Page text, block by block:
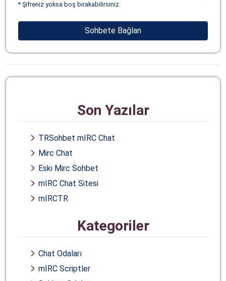
* Şifreniz yoksa boş bırakabilirsiniz.
Sohbete Bağlan
Son Yazılar
TRSohbet mIRC Chat
Mirc Chat
Eski Mirc Sohbet
mIRC Chat Sitesi
mIRCTR
Kategoriler
Chat Odaları
mIRC Scriptler